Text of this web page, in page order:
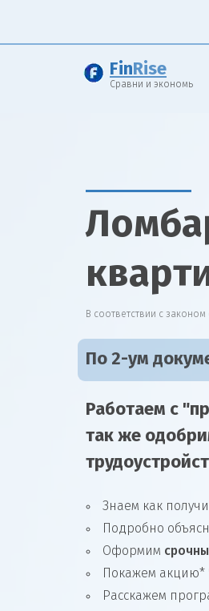
Fin Rise
Сравни и экономь
В соответствии с
По 2-ум
Работаем с
так же
Знаем как
Подробно
Оформим
Покажем акцию*
Расскажем